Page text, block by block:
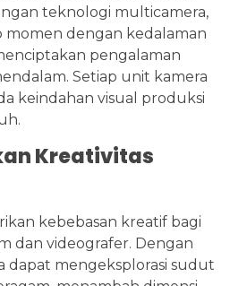
teknologi multicamera,
momen dengan kedalaman
pengalaman
Setiap unit kamera
keindahan visual produksi
Kreativitas
kebebasan kreatif bagi
dan videografer. Dengan
dapat mengeksplorasi sudut